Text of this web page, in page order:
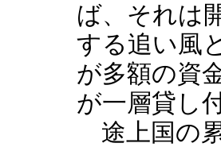
ば、それは
する追い風
が多額の資
が一層貸し
途上国の